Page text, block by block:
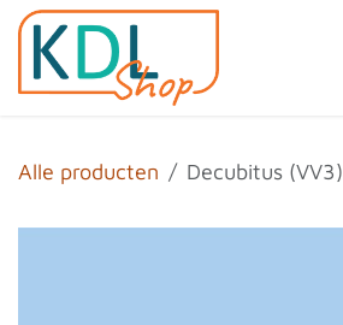
Overslaan naar inhoud
Alle producten Decubitus (VV3)